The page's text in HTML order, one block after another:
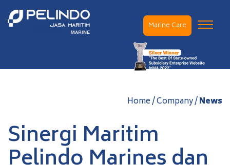
Marine Care
Home / Company /News
Sinergi Maritim